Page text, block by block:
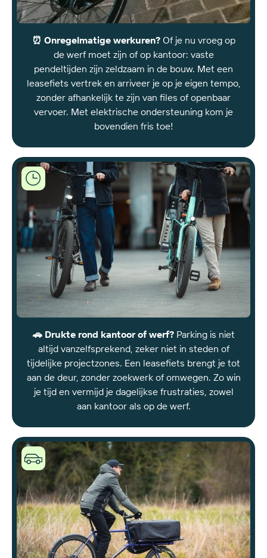
⏰ Onregelmatige werkuren?Of je nu vroeg op
de werf moet zijn of op kantoor: vaste
pendeltijden zijn zeldzaam in de bouw. Met een
leasefiets vertrek en arriveer je op je eigen tempo,
zonder afhankelijk te zijn van files of openbaar
vervoer. Met elektrische ondersteuning kom je
bovendien fris toe!
Joule
biedt
flexibele
leasingopties
op
maat
van
zorgmedewerkers
🚗 Drukte rond kantoor of werf? Parking is niet
altijd vanzelfsprekend, zeker niet in steden of
tijdelijke projectzones. Een leasefiets brengt je tot
aan de deur, zonder zoekwerk of omwegen. Zo win
je tijd en vermijd je dagelijkse frustraties, zowel
aan kantoor als op de werf.
Joule
helpt
met
leasing
én
ondersteuning